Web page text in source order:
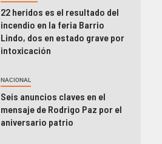
22 heridos es el resultado del
incendio en la feria Barrio
Lindo, dos en estado grave por
intoxicación
NACIONAL
Seis anuncios claves en el
mensaje de Rodrigo Paz por el
aniversario patrio